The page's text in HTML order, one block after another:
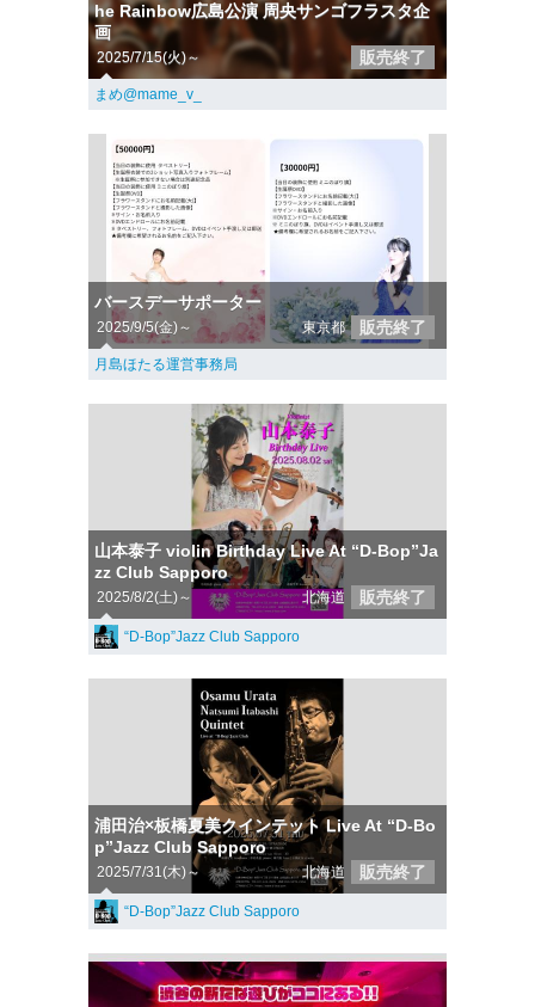
he Rainbow広島公演 周央サンゴフラスタ企
画
2025/7/15(火)～ 販売終了
まめ@mame_v_
バースデーサポーター
2025/9/5(金)～ 東京都 販売終了
月島ほたる運営事務局
山本泰子 violin Birthday Live At “D-Bop”Ja
zz Club Sapporo
2025/8/2(土)～ 北海道 販売終了
“D-Bop”Jazz Club Sapporo
浦田治×板橋夏美クインテット Live At “D-Bo
p”Jazz Club Sapporo
2025/7/31(木)～ 北海道 販売終了
“D-Bop”Jazz Club Sapporo